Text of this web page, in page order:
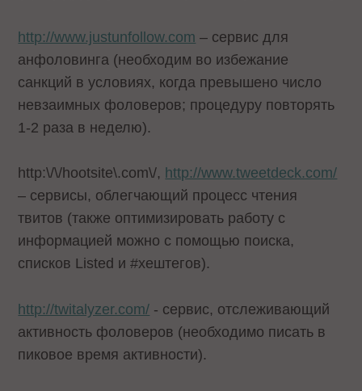
http://www.justunfollow.com – сервис для
анфоловинга (необходим во избежание
санкций в условиях, когда превышено число
невзаимных фоловеров; процедуру повторять
1-2 раза в неделю).
http:\/\/hootsite\.com\/, http://www.tweetdeck.com/
– сервисы, облегчающий процесс чтения
твитов (также оптимизировать работу с
информацией можно с помощью поиска,
списков Listed и #хештегов).
http://twitalyzer.com/ - сервис, отслеживающий
активность фоловеров (необходимо писать в
пиковое время активности).